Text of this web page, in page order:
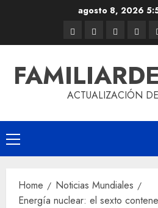
agosto 8, 2026
ACTUALIZACIÓN
Home
Noticias Mundiales
Energía nuclear: el sexto